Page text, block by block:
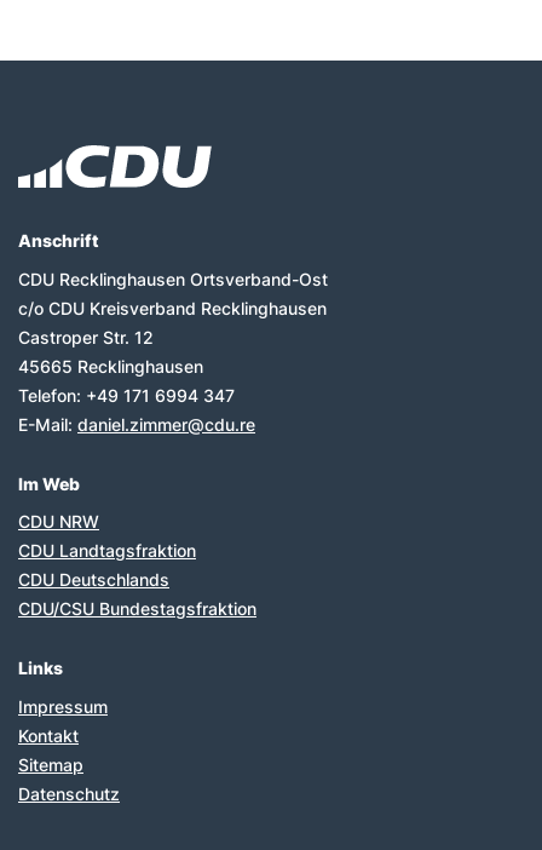
Fußbereich
Anschrift
CDU Recklinghausen Ortsverband-Ost
c/o CDU Kreisverband Recklinghausen
Castroper Str. 12
45665 Recklinghausen
Telefon: +49 171 6994 347
E-Mail: daniel.zimmer@cdu.re
Im Web
CDU NRW
CDU Landtagsfraktion
CDU Deutschlands
CDU/CSU Bundestagsfraktion
Links
Impressum
Kontakt
Sitemap
Datenschutz